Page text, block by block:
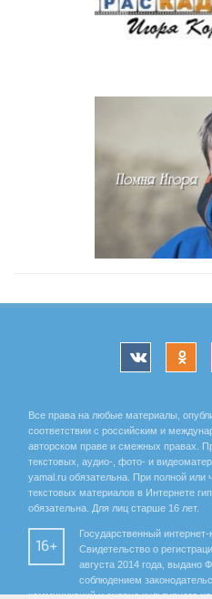
Все права на любые материалы,
соответствии с российским и
авторском праве и смежных правах.
текстовых, аудио-, фото- и
yamal.ru обязательна. При полной или
текстовых материалов в Интернете
обязательна. Для лиц старше 16 лет.
16+
Государственный
Свидетельство о
августа 2014 года, выдано
соблюдением
коммуникаций и охране культурного